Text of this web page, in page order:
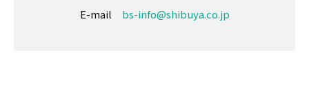
E-mail bs-info@shibuya.co.jp